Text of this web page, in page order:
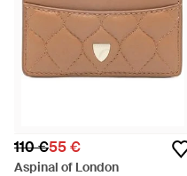
110 €55 €
Aspinal of London